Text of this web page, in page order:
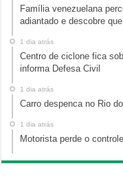
Família venezuelana
adiantado e descobre
1 dia atrás
Centro de ciclone fica
informa Defesa Civil
1 dia atrás
Carro despenca no Rio
1 dia atrás
Motorista perde o